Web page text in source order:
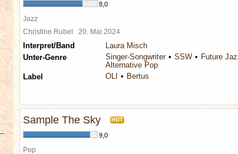
8,0
Jazz
Christine Rubel 20. Mai 2024
Interpret/Band
Laura Misch
Unter-Genre
Singer-Songwriter SSW
Future
Alternative Pop
Label
OLI Bertus
Sample The Sky HOT
9,0
Pop